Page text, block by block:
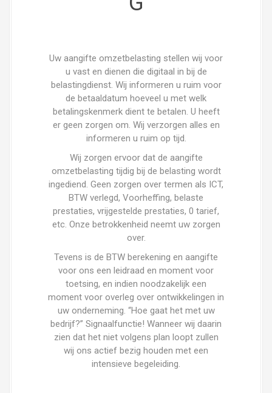
Uw aangifte omzetbelasting stellen wij voor
u vast en dienen die digitaal in bij de
belastingdienst. Wij informeren u ruim voor
de betaaldatum hoeveel u met welk
betalingskenmerk dient te betalen. U heeft
er geen zorgen om. Wij verzorgen alles en
informeren u ruim op tijd.
Wij zorgen ervoor dat de aangifte
omzetbelasting tijdig bij de belasting wordt
ingediend. Geen zorgen over termen als ICT,
BTW verlegd, Voorheffing, belaste
prestaties, vrijgestelde prestaties, 0 tarief,
etc. Onze betrokkenheid neemt uw zorgen
over.
Tevens is de BTW berekening en aangifte
voor ons een leidraad en moment voor
toetsing, en indien noodzakelijk een
moment voor overleg over ontwikkelingen in
uw onderneming. “Hoe gaat het met uw
bedrijf?” Signaalfunctie! Wanneer wij daarin
zien dat het niet volgens plan loopt zullen
wij ons actief bezig houden met een
intensieve begeleiding.